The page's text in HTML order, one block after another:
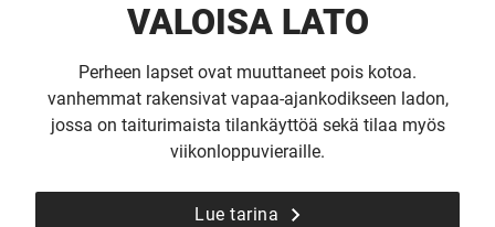
VALOISA LATO
Perheen lapset ovat muuttaneet pois kotoa.
vanhemmat rakensivat vapaa-ajankodikseen ladon,
jossa on taiturimaista tilankäyttöä sekä tilaa myös
viikonloppuvieraille.
Lue tarina